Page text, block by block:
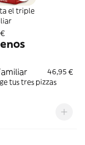
el triple
46,95 €
tus tres pizzas